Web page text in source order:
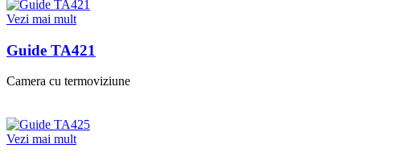
Vezi mai mult
Guide TA421
Camera cu termoviziune
Vezi mai mult